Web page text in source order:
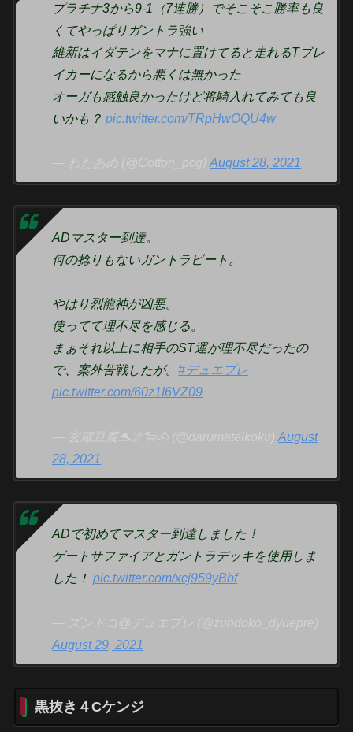
プラチナ3から9-1（7連勝）でそこそこ勝率も良
くてやっぱりガントラ強い
維新はイダテンをマナに置けてると走れるTブレ
イカーになるから悪くは無かった
オーガも感触良かったけど将騎入れてみても良
いかも？pic.twitter.com/TRpHwOQU4w
— わたあめ (@Cotton_pcg)August 28, 2021
ADマスター到達。
何の捻りもないガントラビート。
やはり烈龍神が凶悪。
使ってて理不尽を感じる。
まぁそれ以上に相手のST運が理不尽だったの
で、案外苦戦したが。#デュエプレ
pic.twitter.com/60z1I6VZ09
— 玄蔵豆腐🐬🌌🐑🐴 (@darumateikoku)August
28, 2021
ADで初めてマスター到達しました！
ゲートサファイアとガントラデッキを使用しま
した！pic.twitter.com/xcj959yBbf
— ズンドコ@デュエプレ (@zundoko_dyuepre)
August 29, 2021
黒抜き４Cケンジ